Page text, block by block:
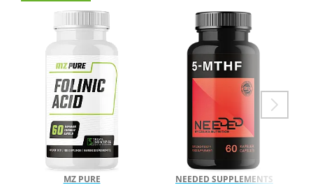
MZ PURE NEEDED SUPPLEMENTS